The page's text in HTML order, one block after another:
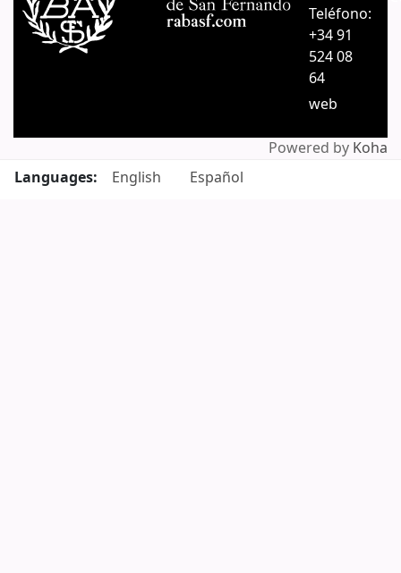
Teléfono:
+34 91
524 08
64
web
Powered by Koha
Languages:
English Español